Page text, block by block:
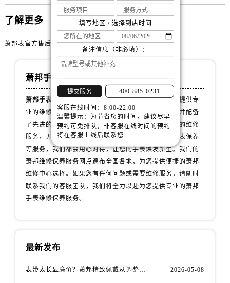
山西省大同市平城区迎宾街萧邦售后服务中心（需提前预约）
山西省吕梁市离石区永宁中路与建设街交叉口萧邦售后服务中心（需提前预约）
山西省太原市迎泽区迎泽街道解放路15号亨得利名表维修授权店3楼萧邦售后服务中心（需提前预约）
安徽省池州市贵池区长江路萧邦售后服务中心（需提前预约）
了解更多
萧邦表官方售后网点
萧邦手表维修服务中心
萧邦手表维修服务中心
拥有专业团队，致力于为客户提供专
业的维修和保养服务。我们的技师拥有丰富的经验，并配备
了先进的维修设备，以确保为您的萧邦手表提供一流的维修
服务，无论是手表维修、配件更换、故障诊断还是手表保养
等服务，我们都会用心对待，让您的手表焕发新生。我们的
萧邦维修保养服务网点遍布全国各地，为您提供便捷的萧邦
维修中心选择。如果您有任何问题或需要维修服务，请随时
联系我们的客服团队，我们将全力以赴为您提供专业的萧邦
手表维修保养服务。
最新发布
表带太长显廉价？萧邦精致佩戴从调整开始！ 2026-05-08
填写地区 / 选择到店时间
备注信息（非必填）：
提交服务 400-885-0231
客服在线时间：8:00-22:00
温馨提示：为节省您的时间，建议尽早
预约可免排队，非客服在线时间的预约
将在客服上线后联系您